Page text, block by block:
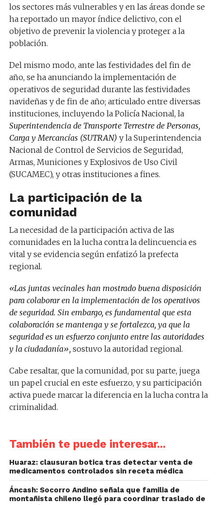
los sectores más vulnerables y en las áreas donde se
ha reportado un mayor índice delictivo, con el
objetivo de prevenir la violencia y proteger a la
población.
Del mismo modo, ante las festividades del fin de
año, se ha anunciando la implementación de
operativos de seguridad durante las festividades
navideñas y de fin de año; articulado entre diversas
instituciones, incluyendo la Policía Nacional, la
Superintendencia de Transporte Terrestre de Personas,
Carga y Mercancías (SUTRAN) y la Superintendencia
Nacional de Control de Servicios de Seguridad,
Armas, Municiones y Explosivos de Uso Civil
(SUCAMEC), y otras instituciones a fines.
La participación de la
comunidad
La necesidad de la participación activa de las
comunidades en la lucha contra la delincuencia es
vital y se evidencia según enfatizó la prefecta
regional.
«Las juntas vecinales han mostrado buena disposición
para colaborar en la implementación de los operativos
de seguridad. Sin embargo, es fundamental que esta
colaboración se mantenga y se fortalezca, ya que la
seguridad es un esfuerzo conjunto entre las autoridades
y la ciudadanía», sostuvo la autoridad regional.
Cabe resaltar, que la comunidad, por su parte, juega
un papel crucial en este esfuerzo, y su participación
activa puede marcar la diferencia en la lucha contra la
criminalidad.
También te puede interesar...
Huaraz: clausuran botica tras detectar venta de
medicamentos controlados sin receta médica
Áncash: Socorro Andino señala que familia de
montañista chileno llegó para coordinar traslado de